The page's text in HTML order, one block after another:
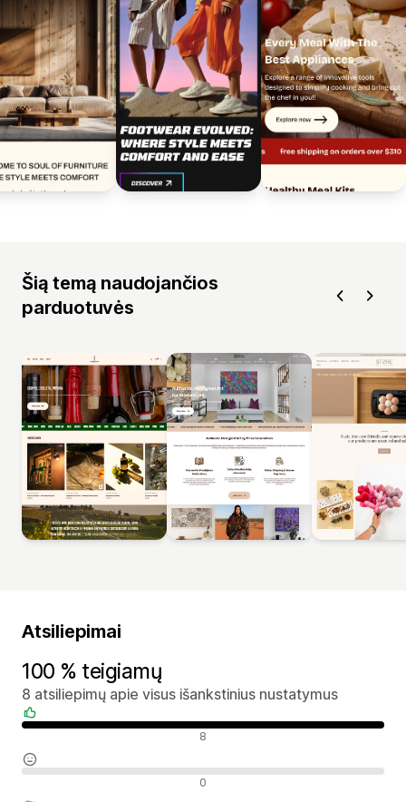
Šią temą naudojančios
parduotuvės
Atsiliepimai
100 % teigiamų
8 atsiliepimų apie visus išankstinius nustatymus
Teigiami atsiliepimai 8
Neutralūs atsiliepimai 0